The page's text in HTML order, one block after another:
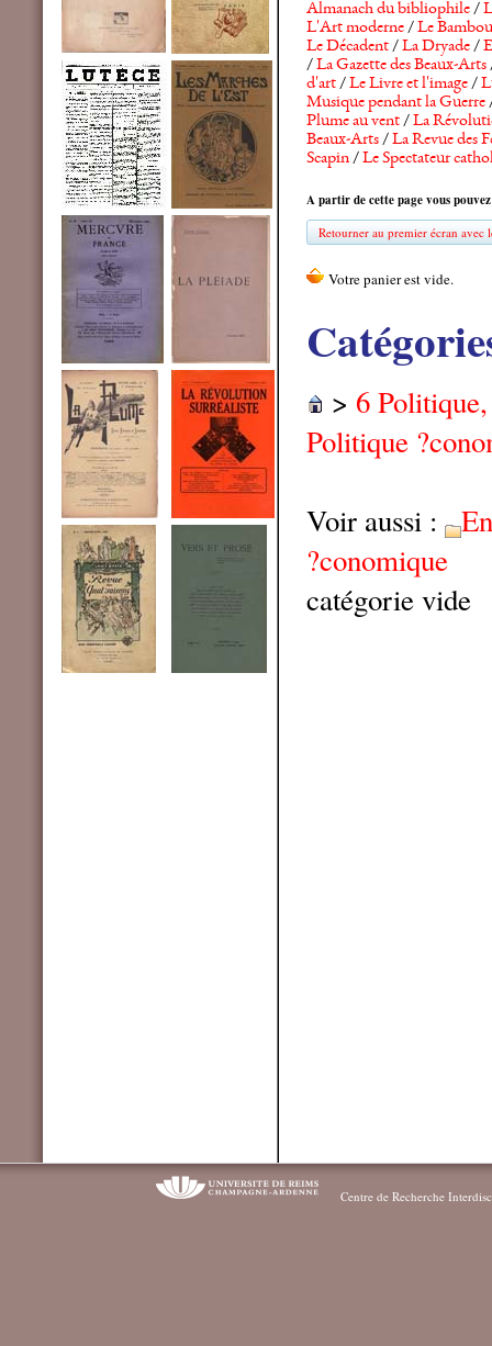
Almanach du bibliophile/
L'Art moderne/Le Bambou
Le Décadent/La Dryade/
/La Gazette des Beaux-Arts
d'art/Le Livre et l'image/
Musique pendant la Guerre
Plume au vent/La
Beaux-Arts/La Revue des
Scapin/Le Spectateur
A partir de cette page vous
Retourner au premier écran avec
> 6
Politique
Voir aussi :
?conomique
catégorie vide
Centre de Recherche